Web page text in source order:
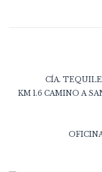
CÍA.
KM 1.6 CAMINO A